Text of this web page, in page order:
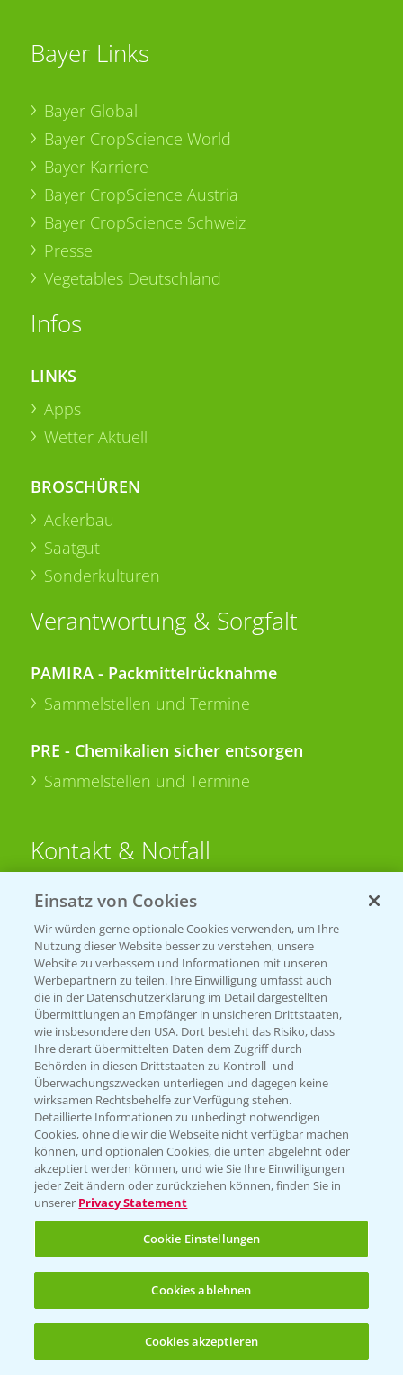
(noch 4)
Bayer Links
Bayer Global
Bayer CropScience World
Bayer Karriere
Bayer CropScience Austria
Bayer CropScience Schweiz
Presse
Vegetables Deutschland
Infos
LINKS
Apps
Wetter Aktuell
BROSCHÜREN
Ackerbau
Saatgut
Sonderkulturen
Verantwortung & Sorgfalt
PAMIRA - Packmittelrücknahme
Sammelstellen und Termine
PRE - Chemikalien sicher entsorgen
Sammelstellen und Termine
Kontakt & Notfall
Beratung auf WhatsApp
T.+49 (0)174 346 564 1
KONTAKT
Hilfe in Notfällen
T.+49 (0)214/30-20220
Folgen Sie uns
Allgemeine Nutzungsbedingungen
Datenschutzerklärung
Einsatz von Cookies
Wir würden gerne optionale Cookies verwenden, um Ihre
Nutzung dieser Website besser zu verstehen, unsere
Website zu verbessern und Informationen mit unseren
Werbepartnern zu teilen. Ihre Einwilligung umfasst auch
die in der Datenschutzerklärung im Detail dargestellten
Übermittlungen an Empfänger in unsicheren Drittstaaten,
wie insbesondere den USA. Dort besteht das Risiko, dass
Ihre derart übermittelten Daten dem Zugriff durch
Behörden in diesen Drittstaaten zu Kontroll- und
Überwachungszwecken unterliegen und dagegen keine
wirksamen Rechtsbehelfe zur Verfügung stehen.
Detaillierte Informationen zu unbedingt notwendigen
Cookies, ohne die wir die Webseite nicht verfügbar machen
können, und optionalen Cookies, die unten abgelehnt oder
akzeptiert werden können, und wie Sie Ihre Einwilligungen
jeder Zeit ändern oder zurückziehen können, finden Sie in
unserer Privacy Statement
Cookie Einstellungen
Cookies ablehnen
Cookies akzeptieren